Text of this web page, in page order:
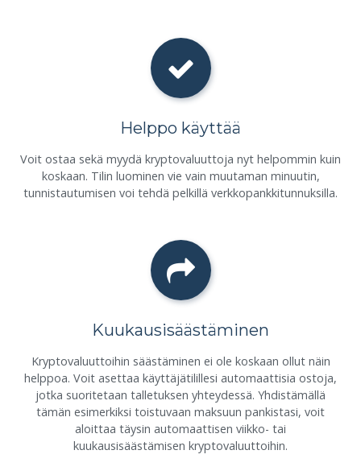
Helppo käyttää
Voit ostaa sekä myydä kryptovaluuttoja nyt helpommin kuin
koskaan. Tilin luominen vie vain muutaman minuutin,
tunnistautumisen voi tehdä pelkillä verkkopankkitunnuksilla.
Kuukausisäästäminen
Kryptovaluuttoihin säästäminen ei ole koskaan ollut näin
helppoa. Voit asettaa käyttäjätilillesi automaattisia ostoja,
jotka suoritetaan talletuksen yhteydessä. Yhdistämällä
tämän esimerkiksi toistuvaan maksuun pankistasi, voit
aloittaa täysin automaattisen viikko- tai
kuukausisäästämisen kryptovaluuttoihin.